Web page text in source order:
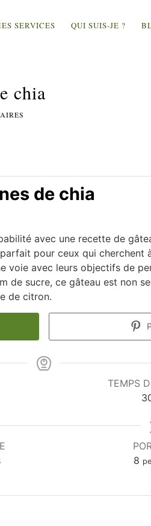
SERVICES QUI SUIS-JE ?
chia
de chia
avec une recette de
pour ceux qui cherchent
voie avec leurs objectifs de
de sucre, ce gâteau est non
de citron.
TEMPS
8